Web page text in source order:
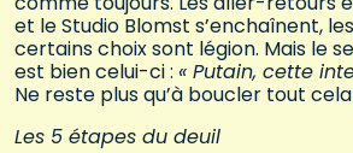
et le Studio Blomst s’enchaînent,
certains choix sont légion. Mais le
est bien celui-ci : « Putain, cette
Ne reste plus qu’à boucler tout
Les 5 étapes du deuil